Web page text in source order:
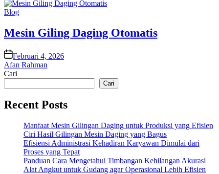
Posted
Blog
Mesin Giling Daging Otomatis
onFebruari 4, 2026
Afan Rahman
Cari
Cari
Recent Posts
Manfaat Mesin Gilingan Daging untuk Produksi yang Efisien
Ciri Hasil Gilingan Mesin Daging yang Bagus
Efisiensi Administrasi Kehadiran Karyawan Dimulai dari
Proses yang Tepat
Panduan Cara Mengetahui Timbangan Kehilangan Akurasi
Alat Angkut untuk Gudang agar Operasional Lebih Efisien